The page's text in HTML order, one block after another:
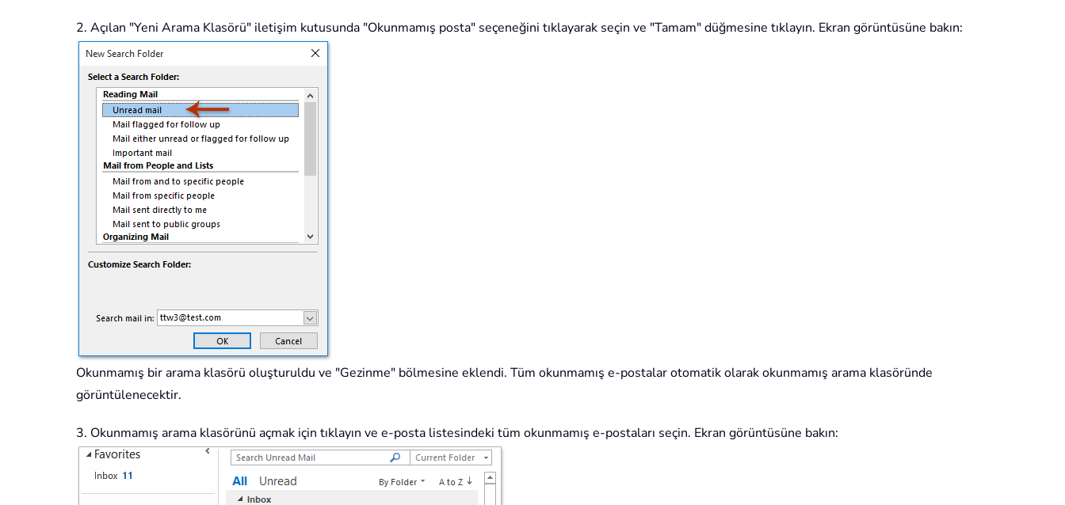
2. Açılan "Yeni Arama Klasörü" iletişim kutusunda "Okunmamış posta" seçeneğini tıklayarak seçin ve "Tamam" düğmesine tıklayın. Ekran görüntüsüne bakın:
Okunmamış bir arama klasörü oluşturuldu ve "Gezinme" bölmesine eklendi. Tüm okunmamış e-postalar otomatik olarak okunmamış arama klasöründe
görüntülenecektir.
3. Okunmamış arama klasörünü açmak için tıklayın ve e-posta listesindeki tüm okunmamış e-postaları seçin. Ekran görüntüsüne bakın: